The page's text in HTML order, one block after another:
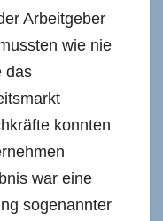
Arbeitgeber
wie nie
das
konnten
war eine
sogenannter